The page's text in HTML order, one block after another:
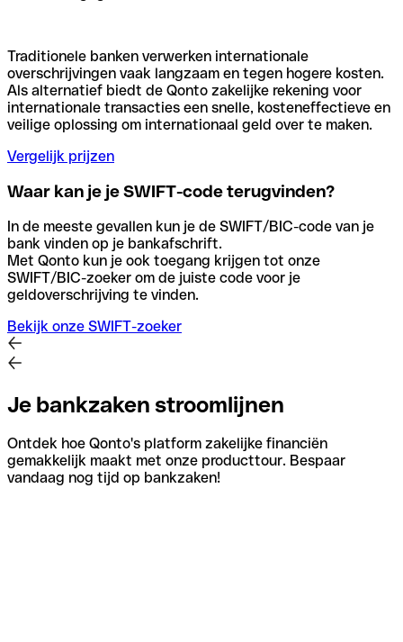
Traditionele banken verwerken internationale
overschrijvingen vaak langzaam en tegen hogere kosten.
Als alternatief biedt de Qonto zakelijke rekening voor
internationale transacties een snelle, kosteneffectieve en
veilige oplossing om internationaal geld over te maken.
Vergelijk prijzen
Waar kan je je SWIFT-code terugvinden?
In de meeste gevallen kun je de SWIFT/BIC-code van je
bank vinden op je bankafschrift.
Met Qonto kun je ook toegang krijgen tot onze
SWIFT/BIC-zoeker om de juiste code voor je
geldoverschrijving te vinden.
Bekijk onze SWIFT-zoeker
Je bankzaken stroomlijnen
Ontdek hoe Qonto's platform zakelijke financiën
gemakkelijk maakt met onze producttour. Bespaar
vandaag nog tijd op bankzaken!